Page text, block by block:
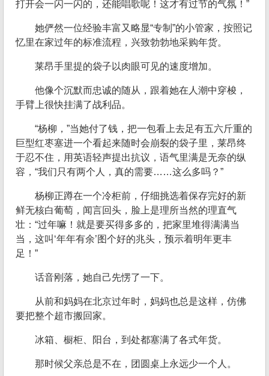
打开会一闪一闪的，还能唱歌呢！这才有过节的气氛！”
她俨然一位经验丰富又略显“专制”的小管家，按照记
忆里在家过年的标准流程，兴致勃勃地采购年货。
莱昂手里提的袋子以肉眼可见的速度增加。
他像个沉默而忠诚的随从，跟着她在人潮中穿梭，
手臂上很快挂满了战利品。
“杨柳，”当她付了钱，把一包看上去足有五六斤重的
巨型红枣塞进一个看起来随时会崩裂的袋子里，莱昂终
于忍不住，用英语轻声提出抗议，语气里满是无奈的纵
容，“我们只有两个人，真的需要……这么多吗？”
杨柳正蹲在一个冷柜前，仔细挑选着保存完好的新
鲜无核白葡萄，闻言回头，脸上是理所当然的理直气
壮：“过年嘛！就是要买得多多的，把家里堆得满满当
当，这叫‘年年有余’图个好的兆头，预示着明年更丰
足！”
话音刚落，她自己先愣了一下。
从前和妈妈在北京过年时，妈妈也总是这样，仿佛
要把整个超市搬回家。
冰箱、橱柜、阳台，到处都塞满了各式年货。
那时候父亲总是不在，团圆桌上永远少一个人。